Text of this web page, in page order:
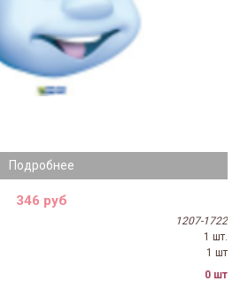
Подробнее
346 руб
1207-1722
1 шт.
1 шт
0 шт